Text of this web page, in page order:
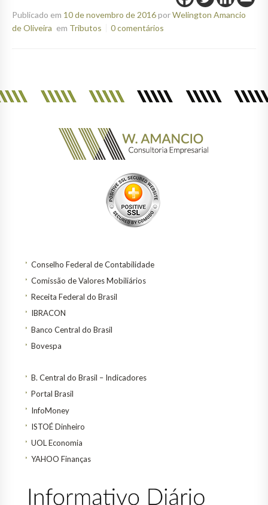
Publicado em 10 de novembro de 2016porWelington Amancio
de Oliveira em Tributos 0 comentários
Conselho Federal de Contabilidade
Comissão de Valores Mobiliários
Receita Federal do Brasil
IBRACON
Banco Central do Brasil
Bovespa
B. Central do Brasil – Indicadores
Portal Brasil
InfoMoney
ISTOÉ Dinheiro
UOL Economia
YAHOO Finanças